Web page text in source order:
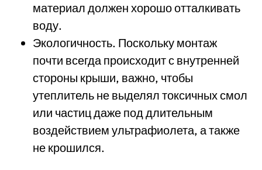
материал должен хорошо отталкивать
воду.
Экологичность. Поскольку монтаж
почти всегда происходит с внутренней
стороны крыши, важно, чтобы
утеплитель не выделял токсичных смол
или частиц даже под длительным
воздействием ультрафиолета, а также
не крошился.